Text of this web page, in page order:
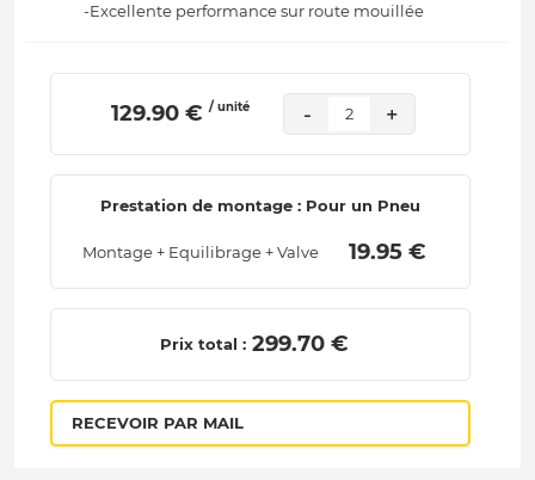
-Excellente performance sur route mouillée
129.90 € / unité - 2 +
Prestation de montage : Pour un Pneu
Montage + Equilibrage + Valve 19.95 €
Prix total : 299.70 €
RECEVOIR PAR MAIL